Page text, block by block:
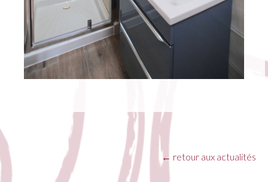
← retour aux actualités